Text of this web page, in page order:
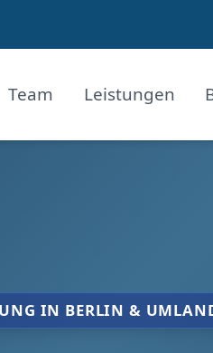
Team Leistungen
IN BERLIN &